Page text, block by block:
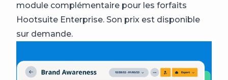
module complémentaire pour les forfaits
Hootsuite Enterprise. Son prix est disponible
sur demande.